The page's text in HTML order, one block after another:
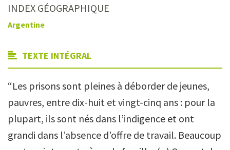
INDEX GÉOGRAPHIQUE
Argentine
TEXTE INTÉGRAL
“Les prisons sont pleines à déborder de jeunes,
pauvres, entre dix-huit et vingt-cinq ans : pour la
plupart, ils sont nés dans l’indigence et ont
grandi dans l’absence d’offre de travail. Beaucoup